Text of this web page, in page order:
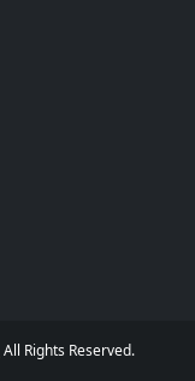
All Rights Reserved.